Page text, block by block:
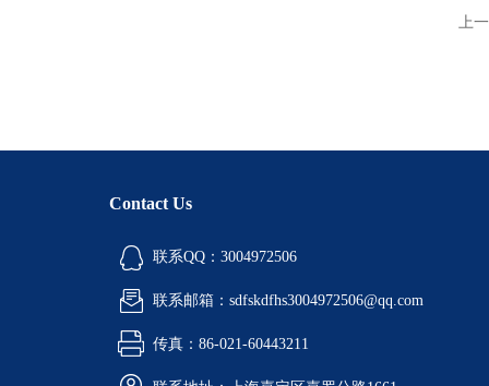
上
Contact Us
联系QQ：3004972506
联系邮箱：sdfskdfhs3004972506@qq.com
传真：86-021-60443211